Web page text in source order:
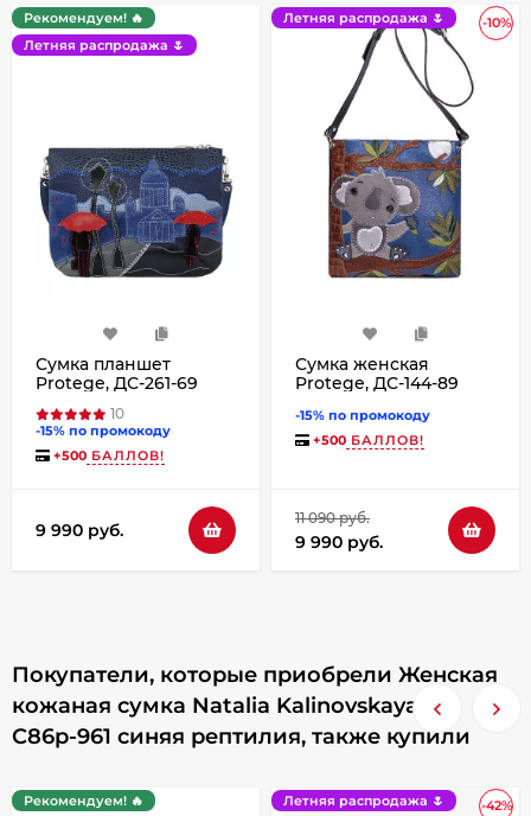
Рекомендуем! 🔥
Летняя распродажа 🌷
Сумка планшет
Protege, ДС-261-69
10
-15% по промокоду
+500 БАЛЛОВ!
9 990 руб.
-10%
Летняя распродажа 🌷
Сумка женская
Protege, ДС-144-89
-15% по промокоду
+500 БАЛЛОВ!
11 090 руб.
9 990 руб.
Покупатели, которые приобрели Женская
кожаная сумка Natalia Kalinovskaya
С86р-961 синяя рептилия, также купили
Рекомендуем! 🔥
-42%
Летняя распродажа 🌷